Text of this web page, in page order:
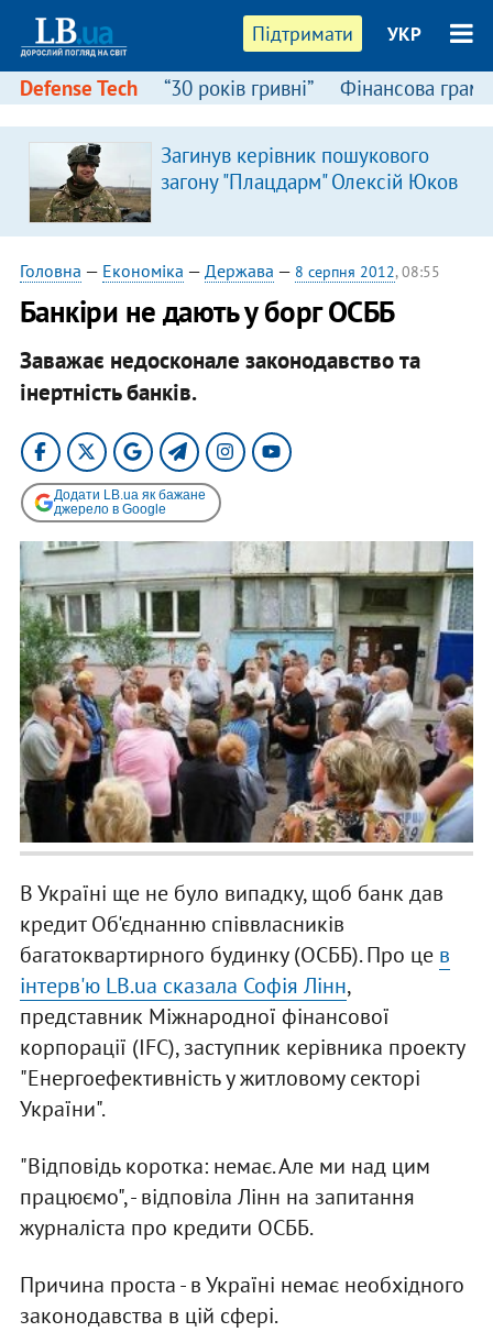
Підтримати УКР
Defense Tech “30 років гривні” Фінансова
Загинув керівник пошукового
загону "Плацдарм" Олексій Юков
Головна — Економіка — Держава — 8 серпня 2012, 08:55
Банкіри не дають у борг ОСББ
Заважає недосконале законодавство та
інертність банків.
Додати LB.ua як бажане
джерело в Google
В Україні ще не було випадку, щоб банк дав
кредит Об'єднанню співвласників
багатоквартирного будинку (ОСББ). Про це в
інтерв'ю LB.ua сказала Софія Лінн,
представник Міжнародної фінансової
корпорації (IFC), заступник керівника проекту
"Енергоефективність у житловому секторі
України".
"Відповідь коротка: немає. Але ми над цим
працюємо", - відповіла Лінн на запитання
журналіста про кредити ОСББ.
Причина проста - в Україні немає необхідного
законодавства в цій сфері.